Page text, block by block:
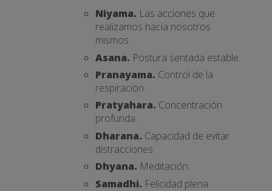
Niyama. Las acciones que
realizamos hacia nosotros
mismos.
Asana. Postura sentada estable.
Pranayama. Control de la
respiración.
Pratyahara. Concentración
profunda.
Dharana. Capacidad de evitar
distracciones.
Dhyana. Meditación.
Samadhi. Felicidad plena.